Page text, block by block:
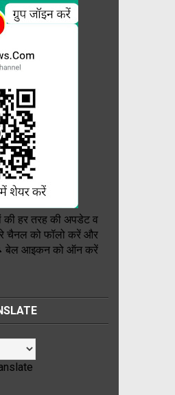
की हर तरह की अपडेट व
चैनल को फॉलो करें और
बेल आइकन को ऑन करें